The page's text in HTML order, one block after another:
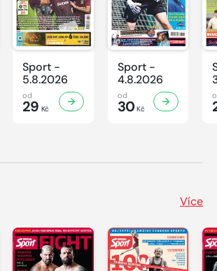
Sport -
5.8.2026
od
29 Kč
Sport -
4.8.2026
od
30Kč
Více